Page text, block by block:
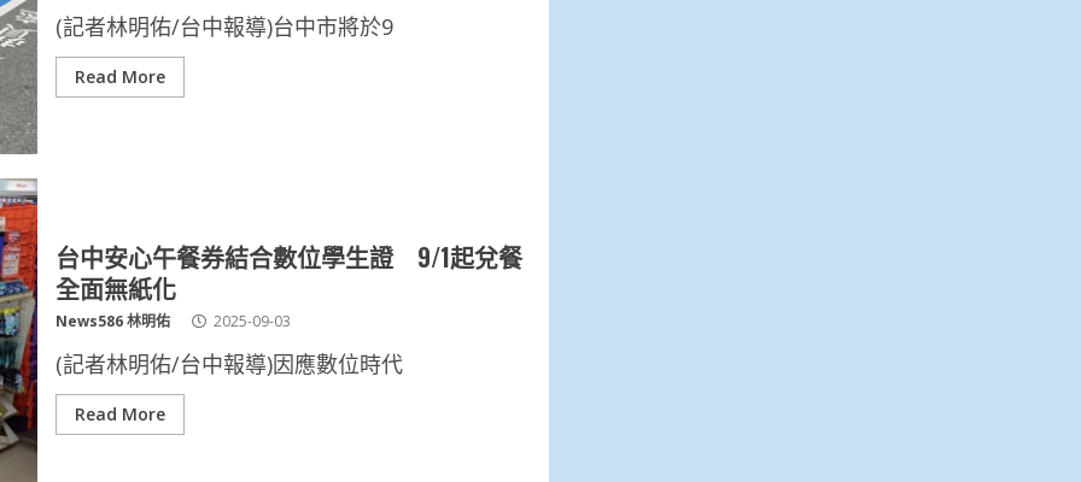
(記者林明佑/台中報導)台中市將於9
Read More
台中安心午餐券結合數位學生證 9/1起兌餐
全面無紙化
News586 林明佑 2025-09-03
(記者林明佑/台中報導)因應數位時代
Read More